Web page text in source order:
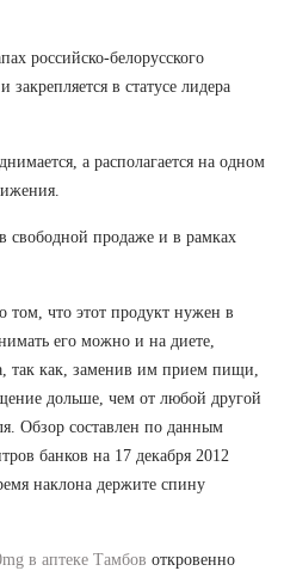
российско-белорусского
в статусе лидера
а располагается на одном
свободной продаже и в рамках
что этот продукт нужен в
его можно и на диете,
так как, заменив им прием пищи,
дольше, чем от любой другой
Обзор составлен по данным
банков на 17 декабря 2012
наклона держите спину
в аптеке Тамбов откровенно